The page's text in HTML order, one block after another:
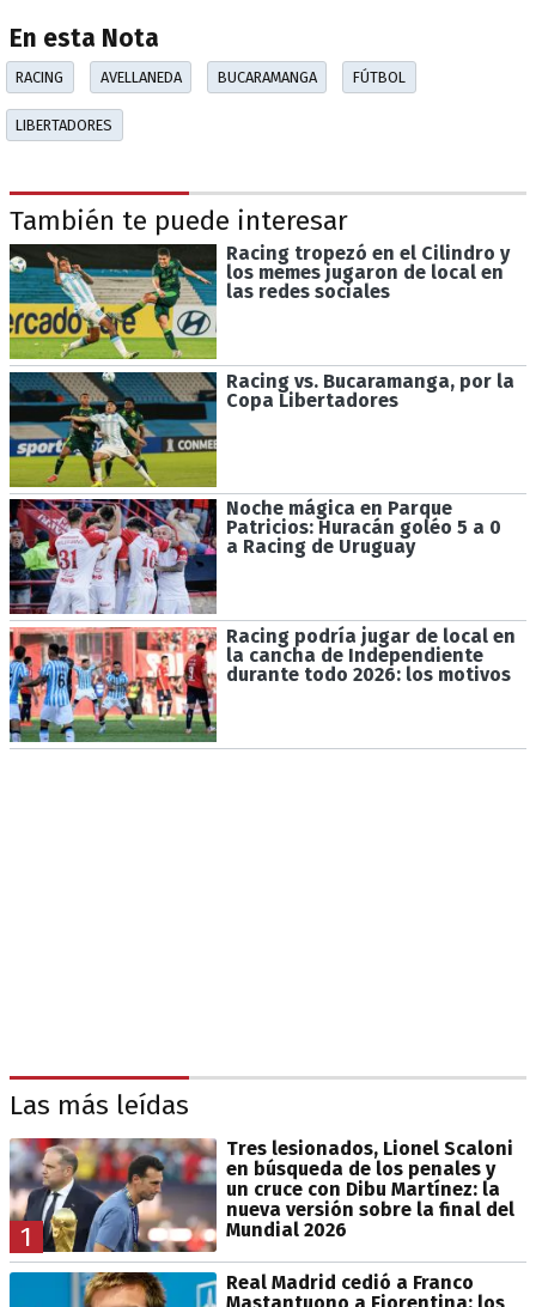
En esta Nota
RACING AVELLANEDA BUCARAMANGA FÚTBOL
LIBERTADORES
También te puede interesar
Racing tropezó en el Cilindro y
los memes jugaron de local en
las redes sociales
Racing vs. Bucaramanga, por la
Copa Libertadores
Noche mágica en Parque
Patricios: Huracán goléo 5 a 0
a Racing de Uruguay
Racing podría jugar de local en
la cancha de Independiente
durante todo 2026: los motivos
Las más leídas
1
Tres lesionados, Lionel Scaloni
en búsqueda de los penales y
un cruce con Dibu Martínez: la
nueva versión sobre la final del
Mundial 2026
Real Madrid cedió a Franco